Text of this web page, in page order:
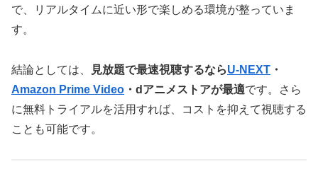
で、リアルタイムに近い形で楽しめる環境が整っていま
す。
結論としては、 見放題で最速視聴するならU-NEXT ・
Amazon Prime Video ・dアニメストアが最適です。さら
に無料トライアルを活用すれば、コストを抑えて視聴する
ことも可能です。